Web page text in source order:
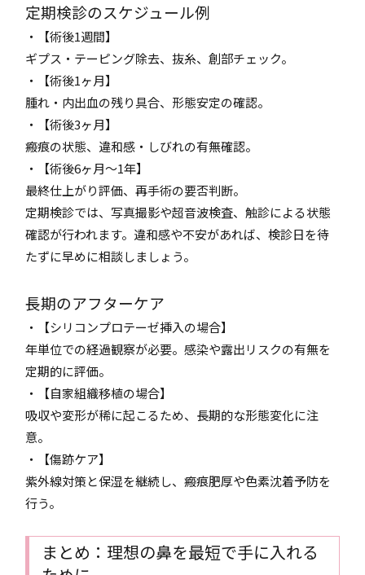
定期検診のスケジュール例
・【術後1週間】
ギプス・テーピング除去、抜糸、創部チェック。
・【術後1ヶ月】
腫れ・内出血の残り具合、形態安定の確認。
・【術後3ヶ月】
瘢痕の状態、違和感・しびれの有無確認。
・【術後6ヶ月〜1年】
最終仕上がり評価、再手術の要否判断。
定期検診では、写真撮影や超音波検査、触診による状態
確認が行われます。違和感や不安があれば、検診日を待
たずに早めに相談しましょう。
長期のアフターケア
・【シリコンプロテーゼ挿入の場合】
年単位での経過観察が必要。感染や露出リスクの有無を
定期的に評価。
・【自家組織移植の場合】
吸収や変形が稀に起こるため、長期的な形態変化に注
意。
・【傷跡ケア】
紫外線対策と保湿を継続し、瘢痕肥厚や色素沈着予防を
行う。
まとめ：理想の鼻を最短で手に入れる